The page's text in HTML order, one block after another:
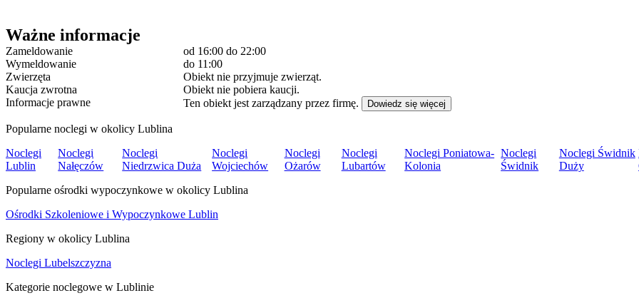
Ważne informacje
Zameldowanie od 16:00 do 22:00
Wymeldowanie
do 11:00
Zwierzęta
Obiekt nie przyjmuje zwierząt.
Kaucja zwrotna
Obiekt nie pobiera kaucji.
Informacje prawne
Ten obiekt jest zarządzany przez firmę. Dowiedz się więcej
Popularne noclegi w okolicy Lublina
Noclegi
Lublin
Noclegi
Nałęczów
Noclegi
Niedrzwica Duża
Noclegi
Wojciechów
Noclegi
Ożarów
Noclegi
Lubartów
Noclegi Poniatowa-
Kolonia
Noclegi
Świdnik
Noclegi Świdnik
Duży
Popularne ośrodki wypoczynkowe w okolicy Lublina
Ośrodki Szkoleniowe i Wypoczynkowe Lublin
Regiony w okolicy Lublina
Noclegi Lubelszczyzna
Kategorie noclegowe w Lublinie